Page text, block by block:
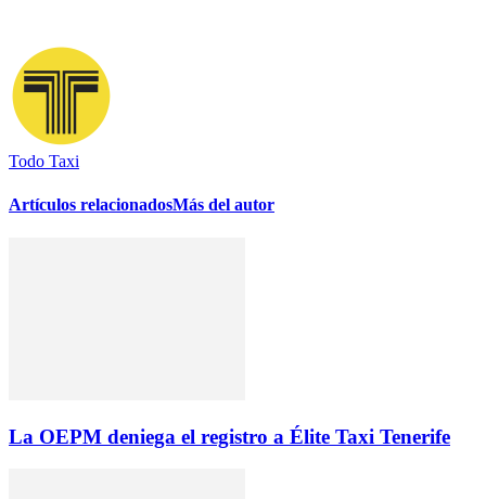
Todo Taxi
Artículos relacionadosMás del autor
La OEPM deniega el registro a Élite Taxi Tenerife